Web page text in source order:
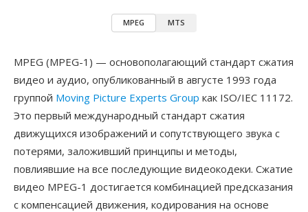
MPEG MTS
MPEG (MPEG-1) — основополагающий стандарт сжатия
видео и аудио, опубликованный в августе 1993 года
группой Moving Picture Experts Group как ISO/IEC 11172.
Это первый международный стандарт сжатия
движущихся изображений и сопутствующего звука с
потерями, заложивший принципы и методы,
повлиявшие на все последующие видеокодеки. Сжатие
видео MPEG-1 достигается комбинацией предсказания
с компенсацией движения, кодирования на основе